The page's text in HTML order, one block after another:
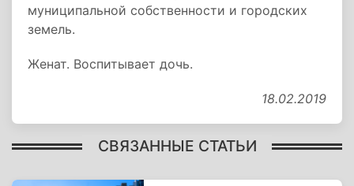
муниципальной собственности и городских
земель.
Женат. Воспитывает дочь.
18.02.2019
СВЯЗАННЫЕ СТАТЬИ